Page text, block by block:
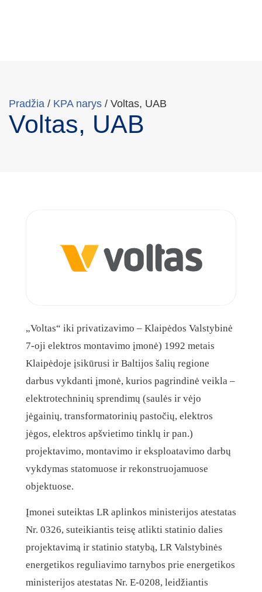
Pradžia / KPA narys / Voltas, UAB
Voltas, UAB
„Voltas“ iki privatizavimo – Klaipėdos Valstybinė
7-oji elektros montavimo įmonė) 1992 metais
Klaipėdoje įsikūrusi ir Baltijos šalių regione
darbus vykdanti įmonė, kurios pagrindinė veikla –
elektrotechninių sprendimų (saulės ir vėjo
jėgainių, transformatorinių pastočių, elektros
jėgos, elektros apšvietimo tinklų ir pan.)
projektavimo, montavimo ir eksploatavimo darbų
vykdymas statomuose ir rekonstruojamuose
objektuose.
Įmonei suteiktas LR aplinkos ministerijos atestatas
Nr. 0326, suteikiantis teisę atlikti statinio dalies
projektavimą ir statinio statybą, LR Valstybinės
energetikos reguliavimo tarnybos prie energetikos
ministerijos atestatas Nr. E-0208, leidžiantis